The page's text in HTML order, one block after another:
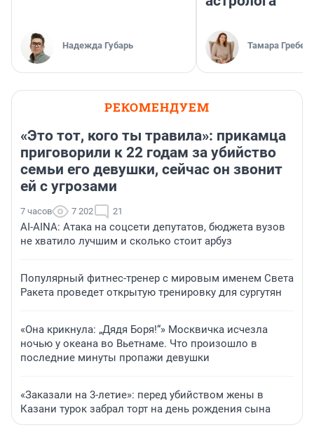
Надежда Губарь Тамара
РЕКОМЕНДУЕМ
«Это тот, кого ты травила»: прикамца
приговорили к 22 годам за убийство
семьи его девушки, сейчас он звонит
ей с угрозами
7 часов 7 202 21
AI-AINA: Атака на соцсети депутатов, бюджета вузов
не хватило лучшим и сколько стоит арбуз
Популярный фитнес-тренер с мировым именем Света
Ракета проведет открытую тренировку для сургутян
«Она крикнула: „Дядя Боря!“» Москвичка исчезла
ночью у океана во Вьетнаме. Что произошло в
последние минуты пропажи девушки
«Заказали на 3-летие»: перед убийством жены в
Казани турок забрал торт на день рождения сына